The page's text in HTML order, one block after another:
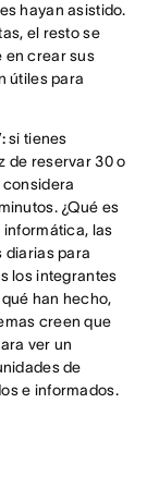
hayan asistido.
el resto se
en crear sus
útiles para
si tienes
de reservar 30 o
considera
¿Qué es
informática, las
diarias para
los integrantes
han hecho,
creen que
ver un
de
e informados.